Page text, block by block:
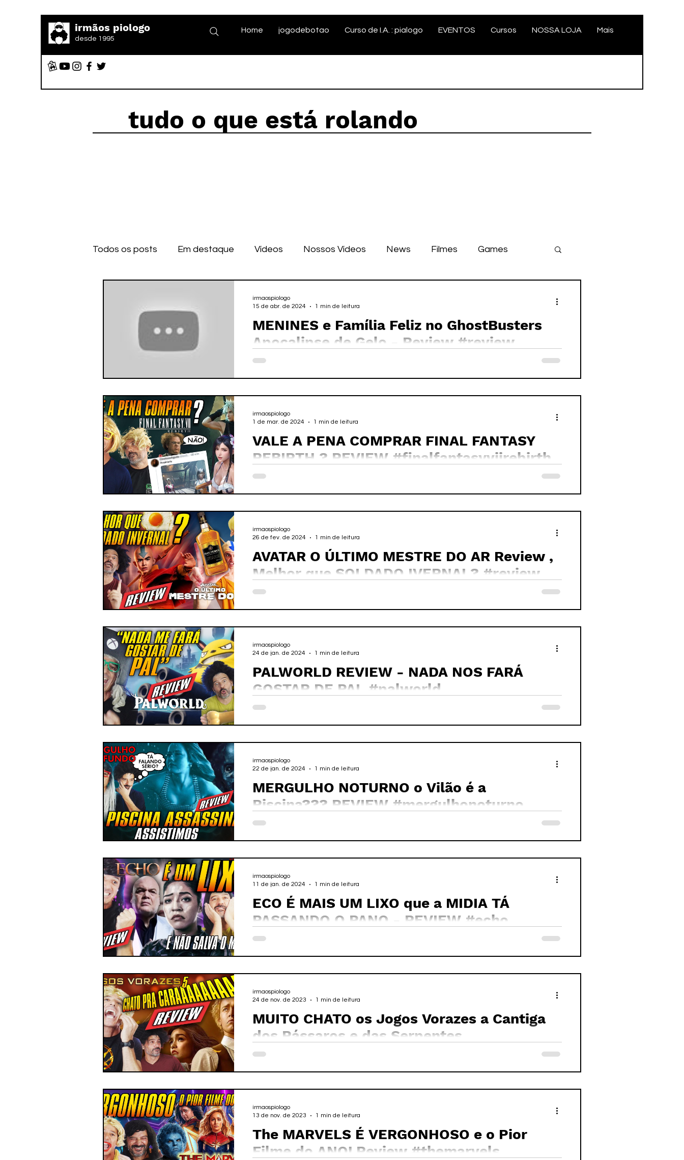
irmãos piologo
desde 1995
Home jogodebotao Curso de I.A. : pialogo EVENTOS Cursos NOSSA LOJA Mais
tudo o que está rolando
Todos os posts Em destaque Vídeos Nossos Vídeos News Filmes Games
IOS BILE games
MENINES e Família Feliz no GhostBusters
Apocalipse de Gelo - Review #review
irmaospiologo
15 de abr. de 2024
1 min de leitura
VALE A PENA COMPRAR FINAL FANTASY
REBIRTH ? REVIEW #finalfantasyviirebirth
irmaospiologo
1 de mar. de 2024
1 min de leitura
AVATAR O ÚLTIMO MESTRE DO AR Review ,
Melhor que SOLDADO IVERNAL? #review
irmaospiologo
26 de fev. de 2024
1 min de leitura
PALWORLD REVIEW - NADA NOS FARÁ
GOSTAR DE PAL #palworld
irmaospiologo
24 de jan. de 2024
1 min de leitura
MERGULHO NOTURNO o Vilão é a
Piscina??? REVIEW #mergulhonoturno
irmaospiologo
22 de jan. de 2024
1 min de leitura
ECO É MAIS UM LIXO que a MIDIA TÁ
PASSANDO O PANO - REVIEW #echo
irmaospiologo
11 de jan. de 2024
1 min de leitura
MUITO CHATO os Jogos Vorazes a Cantiga
dos Pássaros e das Serpentes
irmaospiologo
24 de nov. de 2023
1 min de leitura
The MARVELS É VERGONHOSO e o Pior
Filme do ANO! Review #themarvels
irmaospiologo
13 de nov. de 2023
1 min de leitura